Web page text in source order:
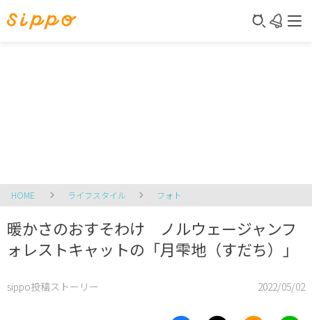
HOME ライフスタイル フォト
暖かさのおすそわけ ノルウェージャンフ
ォレストキャットの「月雫地（すだち）」
sippo投稿ストーリー 2022/05/02